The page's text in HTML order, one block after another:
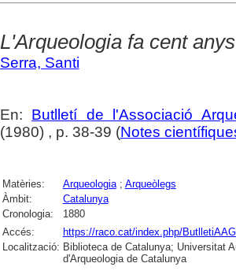
L'Arqueologia fa cent anys
Serra, Santi
En: Butlletí de l'Associació
(1980) , p. 38-39 (Notes
Matèries: Arqueologia; Arqueòlegs
Àmbit:
Catalunya
Cronologia:
1880
Accés:
https://raco.cat/index.php/
Localització: Biblioteca de Catalunya; Universitat
d'Arqueologia de Catalunya